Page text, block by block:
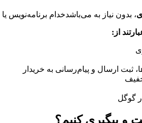
، بدون نیاز به می‌باشدخدام
از:
ارسال و پیام‌رسانی به خریدار
گوگل
و پیگیری کنیم؟